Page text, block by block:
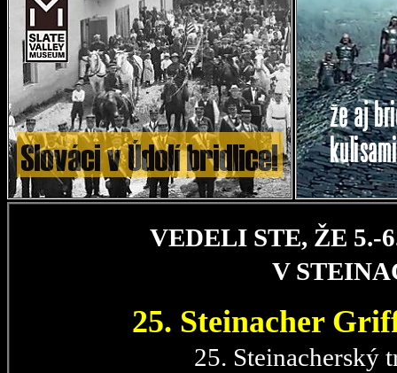
VEDELI STE, ŽE 5.-
V
25. Steinacher
25. Steinacherský